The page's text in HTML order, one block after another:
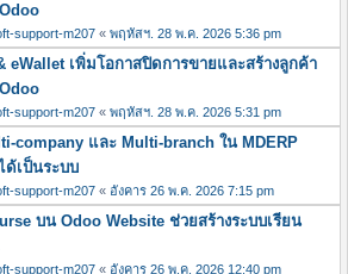
support-m207 « พฤหัสฯ. 28 พ.ค. 2026 5:36 pm
eWallet เพิ่มโอกาสปิดการขายและสร้างลูกค้า
support-m207 « พฤหัสฯ. 28 พ.ค. 2026 5:31 pm
company และ Multi-branch ใน MDERP
ด้เป็นระบบ
support-m207 « อังคาร 26 พ.ค. 2026 7:15 pm
บน Odoo Website ช่วยสร้างระบบเรียน
support-m207 « อังคาร 26 พ.ค. 2026 12:40 pm